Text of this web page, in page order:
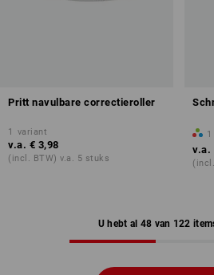
Pritt navulbare correctieroller
1 variant
v.a. € 3,98
(incl. BTW) v.a. 5 stuks
1
v.a.
U hebt al 48 van 122